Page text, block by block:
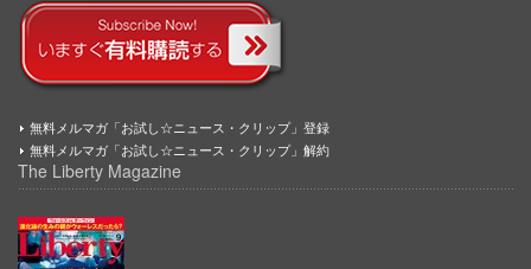
無料メルマガ「お試し☆ニュース・クリップ」登録
無料メルマガ「お試し☆ニュース・クリップ」解約
The Liberty Magazine